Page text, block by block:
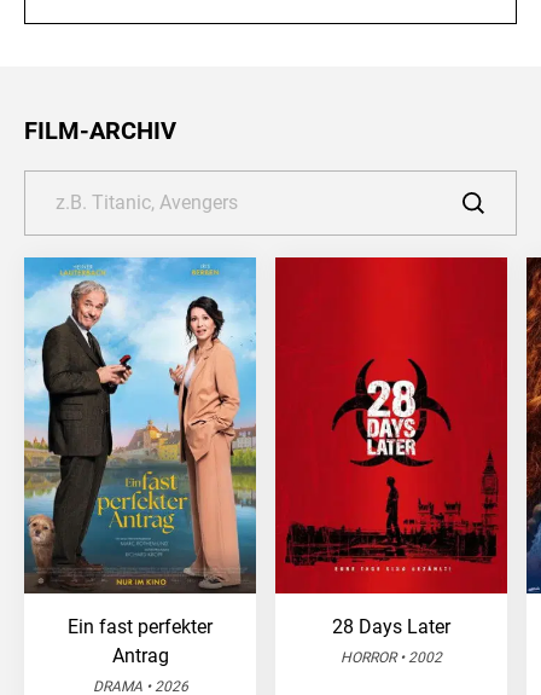
FILM-ARCHIV
Ein fast perfekter
Antrag
DRAMA • 2026
28 Days Later
HORROR • 2002